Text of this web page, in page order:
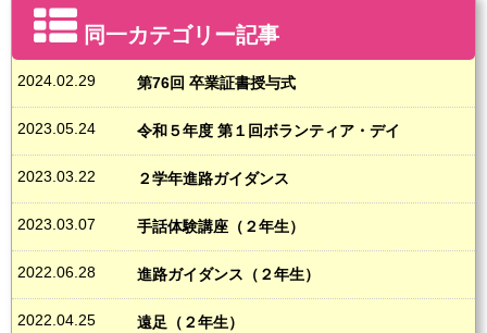
同一カテゴリー記事
2024.02.29 第76回 卒業証書授与式
2023.05.24 令和５年度 第１回ボランティア・デイ
2023.03.22 ２学年進路ガイダンス
2023.03.07 手話体験講座（２年生）
2022.06.28 進路ガイダンス（２年生）
2022.04.25 遠足（２年生）